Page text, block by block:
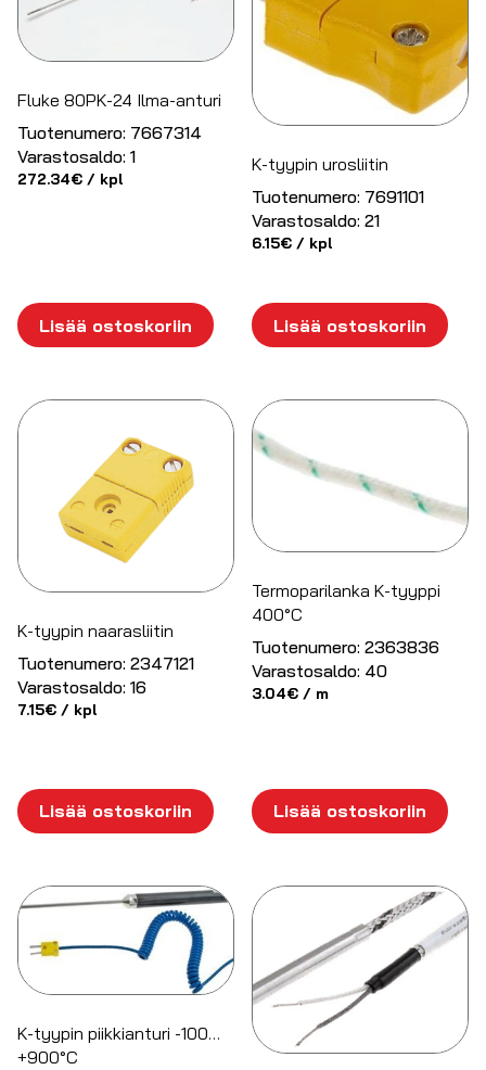
Fluke 80PK-24 Ilma-anturi
Tuotenumero: 7667314
Varastosaldo: 1
272.34€ / kpl
Lisää ostoskoriin
K-tyypin urosliitin
Tuotenumero: 7691101
Varastosaldo: 21
6.15€ / kpl
Lisää ostoskoriin
K-tyypin naarasliitin
Tuotenumero: 2347121
Varastosaldo: 16
7.15€ / kpl
Lisää ostoskoriin
Termoparilanka K-tyyppi
400°C
Tuotenumero: 2363836
Varastosaldo: 40
3.04€ / m
Lisää ostoskoriin
K-tyypin piikkianturi -100…
+900°C